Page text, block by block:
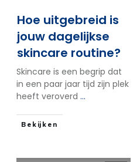
Hoe uitgebreid is
jouw dagelijkse
skincare routine?
Skincare is een begrip dat
in een paar jaar tijd zijn plek
heeft veroverd ...
Bekijken